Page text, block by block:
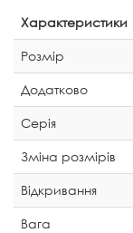
Характеристики
Розмір
Додатково
Серія
Зміна розмірів
Відкривання
Вага